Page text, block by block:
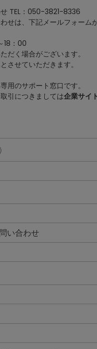
TEL：050-3821-8336
せは、下記メールフォーム
18：00
だく場合がございます。
させていただきます。
用のサポート窓口です。
引につきましては企業サイ